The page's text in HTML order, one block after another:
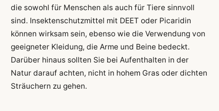
die sowohl für Menschen als auch für Tiere sinnvoll
sind. Insektenschutzmittel mit DEET oder Picaridin
können wirksam sein, ebenso wie die Verwendung von
geeigneter Kleidung, die Arme und Beine bedeckt.
Darüber hinaus sollten Sie bei Aufenthalten in der
Natur darauf achten, nicht in hohem Gras oder dichten
Sträuchern zu gehen.